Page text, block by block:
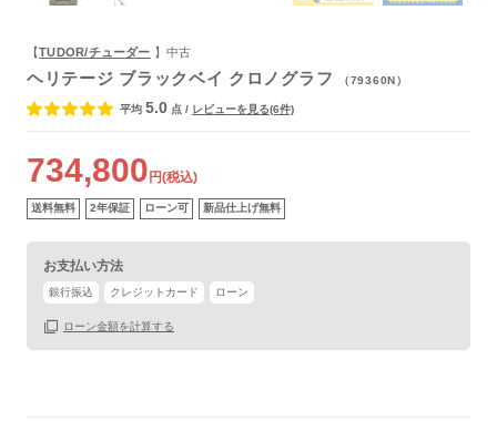
【TUDOR/チューダー 】中古
ヘリテージ ブラックベイ クロノグラフ （79360N）
平均 5.0 点 / レビューを見る(6件)
734,800 円(税込)
送料無料 2年保証 ローン可 新品仕上げ無料
お支払い方法
銀行振込 クレジットカード ローン
ローン金額を計算する
箱